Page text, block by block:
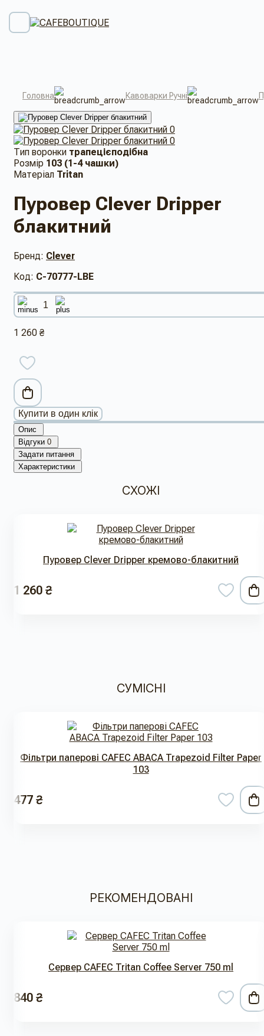
Головна Кавоварки Ручні
Тип воронки трапецієподібна
Розмір 103 (1-4 чашки)
Матеріал Tritan
Пуровер Clever Dripper
блакитний
Бренд: Clever
Код: C-70777-LBE
1 260 ₴
Купити в один клік
Опис
Відгуки 0
Задати питання
Характеристики
СХОЖІ
Пуровер Clever Dripper кремово-блакитний
1 260 ₴
СУМІСНІ
Фільтри паперові CAFEC ABACA Trapezoid Filter Paper
103
477 ₴
РЕКОМЕНДОВАНІ
Сервер CAFEC Tritan Coffee Server 750 ml
840 ₴